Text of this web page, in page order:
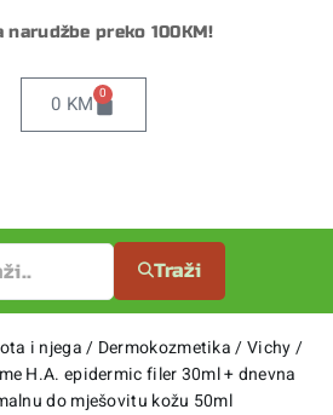
preko 100KM!
0 KM 0
Traži
i njega / Dermokozmetika /Vichy/
H.A. epidermic filer 30ml + dnevna
do mješovitu kožu 50ml